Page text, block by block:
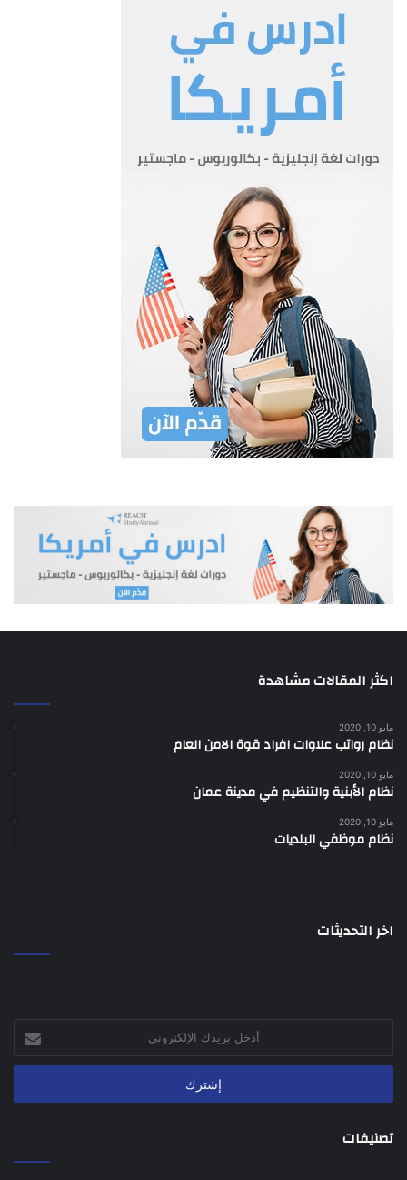
اكثر المقالات مشاهدة
مايو 10, 2020
نظام رواتب علاوات افراد قوة الامن العام
مايو 10, 2020
نظام الأبنية والتنظيم في مدينة عمان
مايو 10, 2020
نظام موظفي البلديات
اخر التحديثات
الإلكتروني
تصنيفات